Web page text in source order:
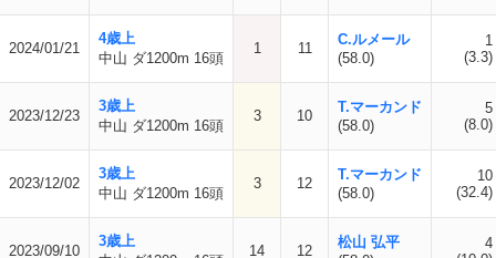
2024/01/21
4歳上
中山 ダ1200m 16頭
1 11
C.ルメール
(58.0)
1
(3.3)
2023/12/23
3歳上
中山 ダ1200m 16頭
3 10
T.マーカンド
(58.0)
5
(8.0)
2023/12/02
3歳上
中山 ダ1200m 16頭
3 12
T.マーカンド
(58.0)
10
(32.4)
2023/09/10
3歳上
14 12
松山 弘平
4